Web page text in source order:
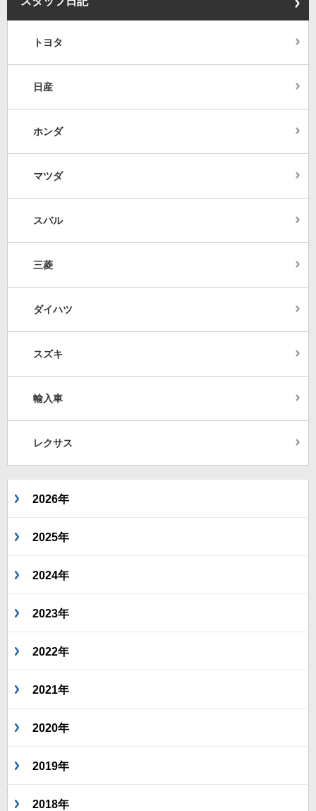
トヨタ
日産
ホンダ
マツダ
スバル
三菱
ダイハツ
スズキ
輸入車
レクサス
2026年
2025年
2024年
2023年
2022年
2021年
2020年
2019年
2018年